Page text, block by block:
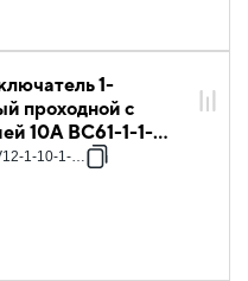
1-
проходной с
10А ВС61-1-1-
IEK
1-10-1-K88